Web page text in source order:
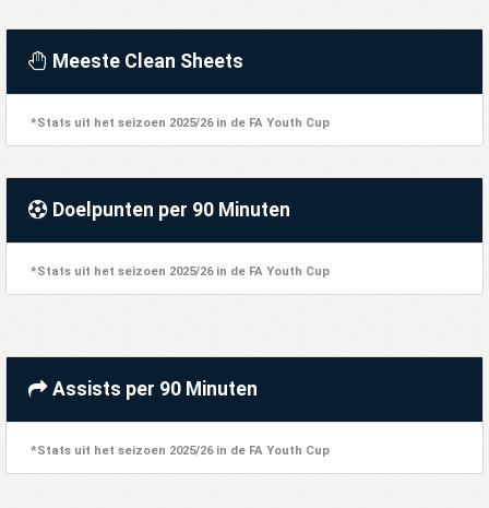
Meeste Clean Sheets
*Stats uit het seizoen 2025/26 in de FA Youth Cup
Doelpunten per 90 Minuten
*Stats uit het seizoen 2025/26 in de FA Youth Cup
Assists per 90 Minuten
*Stats uit het seizoen 2025/26 in de FA Youth Cup